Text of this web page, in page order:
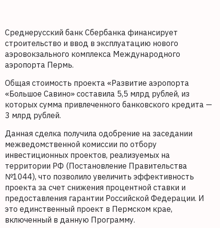
Среднерусский банк Сбербанка финансирует
строительство и ввод в эксплуатацию нового
аэровокзального комплекса Международного
аэропорта Пермь.
Общая стоимость проекта «Развитие аэропорта
«Большое Савино» составила 5,5 млрд рублей, из
которых сумма привлеченного банковского кредита —
3 млрд рублей.
Данная сделка получила одобрение на заседании
межведомственной комиссии по отбору
инвестиционных проектов, реализуемых на
территории РФ (Постановление Правительства
№1044), что позволило увеличить эффективность
проекта за счет снижения процентной ставки и
предоставления гарантии Российской Федерации. И
это единственный проект в Пермском крае,
включенный в данную Программу.